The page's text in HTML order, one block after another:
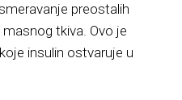
preostalih
tkiva. Ovo je
insulin ostvaruje u